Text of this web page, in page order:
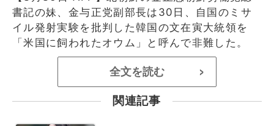
書記の妹、金与正党副部長は30日、自国のミサ
イル発射実験を批判した韓国の文在寅大統領を
「米国に飼われたオウム」と呼んで非難した。
全文を読む >
関連記事